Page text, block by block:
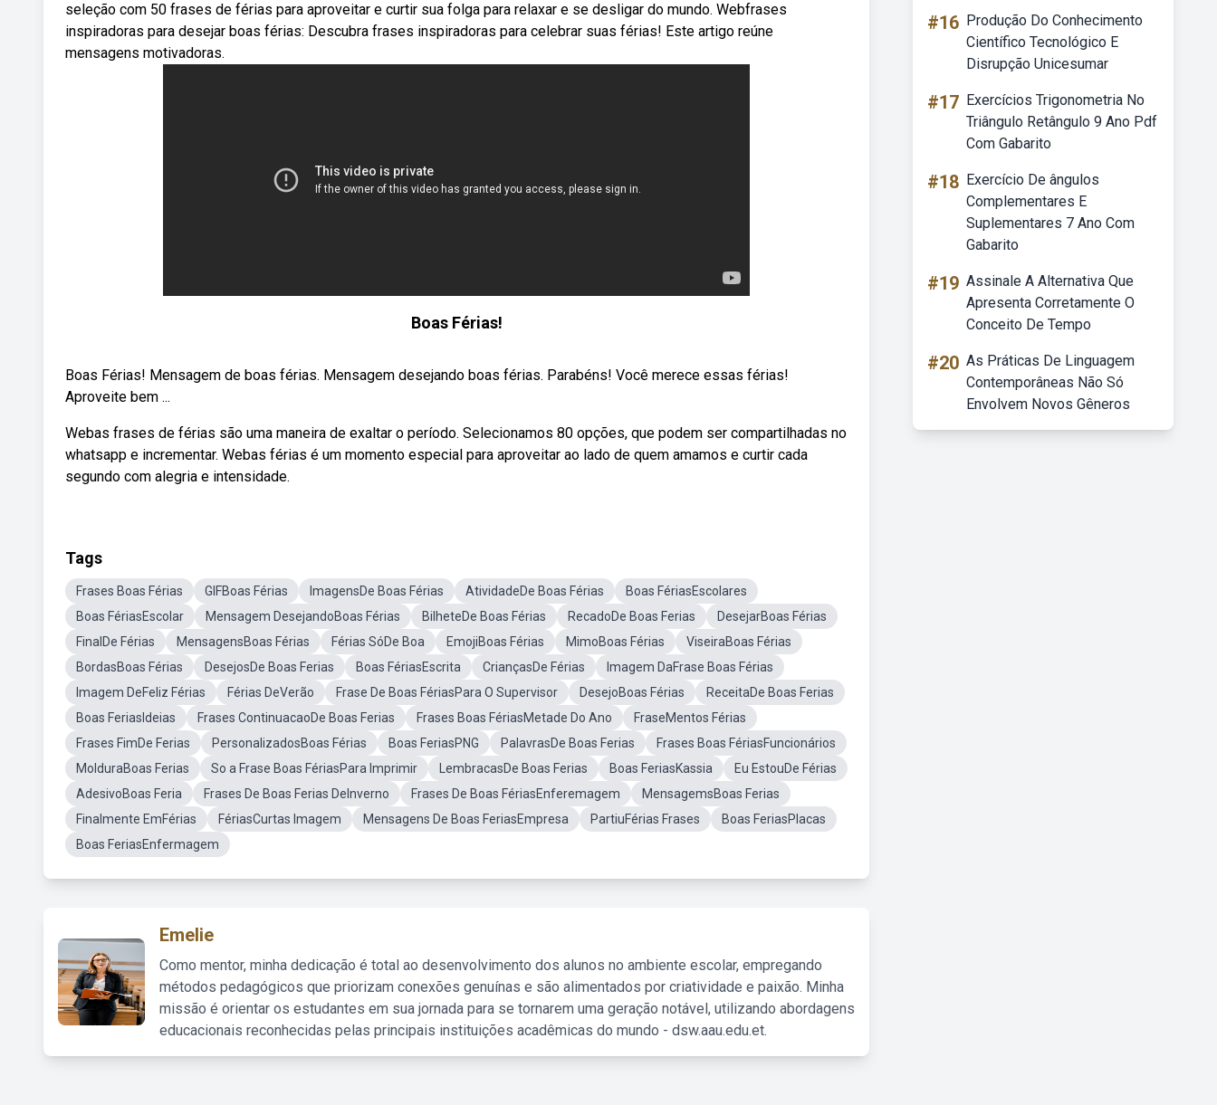
seleção com 50 frases de férias para aproveitar e curtir sua folga para relaxar e se desligar do mundo. Webfrases
inspiradoras para desejar boas férias: Descubra frases inspiradoras para celebrar suas férias! Este artigo reúne
mensagens motivadoras.
Boas Férias!
Boas Férias! Mensagem de boas férias. Mensagem desejando boas férias. Parabéns! Você merece essas férias!
Aproveite bem ...
Webas frases de férias são uma maneira de exaltar o período. Selecionamos 80 opções, que podem ser compartilhadas no
whatsapp e incrementar. Webas férias é um momento especial para aproveitar ao lado de quem amamos e curtir cada
segundo com alegria e intensidade.
Tags
Frases Boas Férias GIFBoas Férias ImagensDe Boas Férias AtividadeDe Boas Férias
Boas FériasEscolares
Boas FériasEscolar
Mensagem DesejandoBoas Férias BilheteDe Boas Férias RecadoDe Boas Ferias
DesejarBoas Férias
FinalDe Férias
MensagensBoas Férias Férias SóDe Boa EmojiBoas Férias MimoBoas Férias
ViseiraBoas Férias
BordasBoas Férias
DesejosDe Boas Ferias Boas FériasEscrita CriançasDe Férias
Imagem DaFrase Boas Férias
Imagem DeFeliz Férias
Férias DeVerão Frase De Boas FériasPara O Supervisor DesejoBoas Férias
ReceitaDe Boas Ferias
Boas FeriasIdeias
Frases ContinuacaoDe Boas Ferias Frases Boas FériasMetade Do Ano
FraseMentos Férias
Frases FimDe Ferias
PersonalizadosBoas Férias Boas FeriasPNG PalavrasDe Boas Ferias
Frases Boas FériasFuncionários
MolduraBoas Ferias
So a Frase Boas FériasPara Imprimir LembracasDe Boas Ferias Boas FeriasKassia
Eu EstouDe Férias
AdesivoBoas Feria
Frases De Boas Ferias DeInverno Frases De Boas FériasEnferemagem
MensagemsBoas Ferias
Finalmente EmFérias
FériasCurtas Imagem Mensagens De Boas FeriasEmpresa PartiuFérias Frases
Boas FeriasPlacas
Boas FeriasEnfermagem
Emelie
Como mentor, minha dedicação é total ao desenvolvimento dos alunos no ambiente escolar, empregando
métodos pedagógicos que priorizam conexões genuínas e são alimentados por criatividade e paixão. Minha
missão é orientar os estudantes em sua jornada para se tornarem uma geração notável, utilizando abordagens
educacionais reconhecidas pelas principais instituições acadêmicas do mundo - dsw.aau.edu.et.
#16 Produção Do Conhecimento
Científico Tecnológico E
Disrupção Unicesumar
#17 Exercícios Trigonometria No
Triângulo Retângulo 9 Ano Pdf
Com Gabarito
#18 Exercício De ângulos
Complementares E
Suplementares 7 Ano Com
Gabarito
#19 Assinale A Alternativa Que
Apresenta Corretamente O
Conceito De Tempo
#20 As Práticas De Linguagem
Contemporâneas Não Só
Envolvem Novos Gêneros